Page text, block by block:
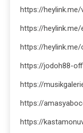
https://
https://heylink.me/
https://
https://jodoh88-
https://
https://
https://